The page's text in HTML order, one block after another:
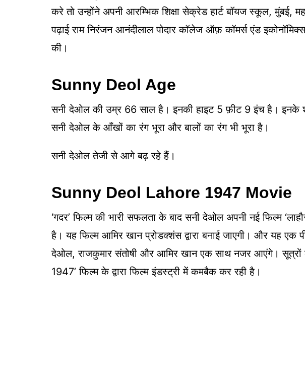
करे तो उन्होंने अपनी आरम्भिक शिक्षा सेक्रेड हार्ट बॉयज स्कूल, मुंबई,
पढ़ाई राम निरंजन आनंदीलाल पोदार कॉलेज ऑफ़ कॉमर्स एंड
की।
Sunny Deol Age
सनी देओल की उम्र 66 साल है। इनकी हाइट 5 फ़ीट 9 इंच है। इनके
सनी देओल के आँखों का रंग भूरा और बालों का रंग भी भूरा है।
सनी देओल तेजी से आगे बढ़ रहे हैं।
Sunny Deol Lahore 1947 Movie
‘गदर’ फिल्म की भारी सफलता के बाद सनी देओल अपनी नई फिल्म
है। यह फिल्म आमिर खान प्रोडक्शंस द्वारा बनाई जाएगी। और यह एक
देओल, राजकुमार संतोषी और आमिर खान एक साथ नजर आएंगे। सूत्रों के
1947’ फिल्म के द्वारा फिल्म इंडस्ट्री में कमबैक कर रही है।